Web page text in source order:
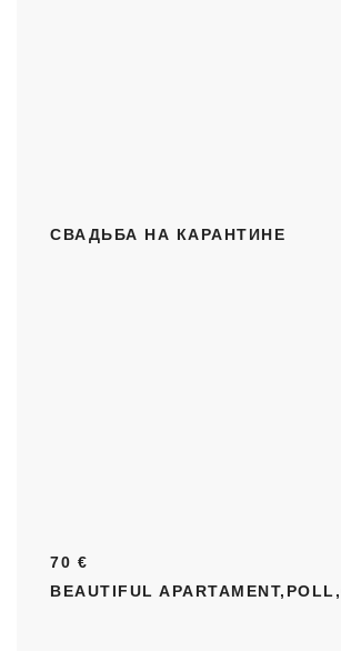
СВАДЬБА НА КАРАНТИНЕ
70 €
BEAUTIFUL